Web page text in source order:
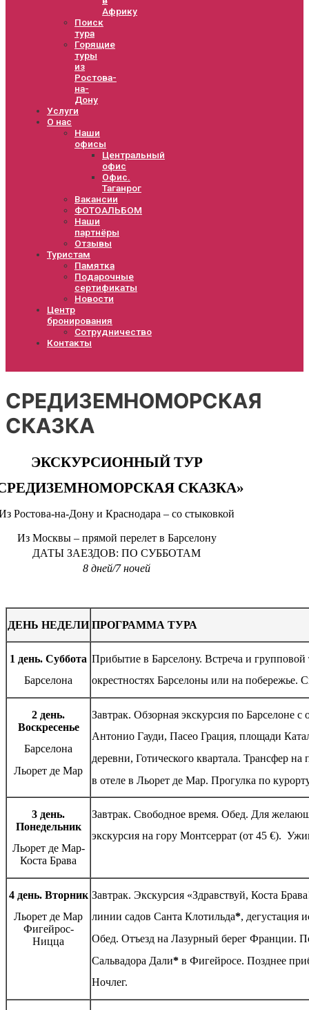
Африку
Поиск
тура
Горящие
туры
из
Ростова-
на-
Дону
Услуги
О нас
Наши
офисы
Центральный
офис
Офис.
Таганрог
Вакансии
ФОТОАЛЬБОМ
Наши
партнёры
Отзывы
Туристам
Памятка
Подарочные
сертификаты
Новости
Центр
бронирования
Сотрудничество
Контакты
СРЕДИЗЕМНОМОРСКАЯ
СКАЗКА
ЭКСКУРСИОННЫЙ ТУР
СКАЗКА»
Ростова-на-Дону и Краснодара – со стыковкой
Из Москвы – прямой перелет в Барселону
ДАТЫ ЗАЕЗДОВ: ПО СУББОТАМ
8 дней/7 ночей
ДЕНЬ НЕДЕЛИ ПРОГРАММА ТУРА
1 день. Суббота
Барселона
Прибытие в Барселону. Встреча и групповой
окрестностях Барселоны или на побережье.
2 день.
Воскресенье
Барселона
Льорет де Мар
Завтрак. Обзорная экскурсия по Барселоне
Антонио Гауди, Пасео Грация, площади
деревни, Готического квартала. Трансфер
в отеле в Льорет де Мар. Прогулка по
3 день.
Понедельник
Льорет де Мар-
Коста Брава
Завтрак. Свободное время. Обед. Для
экскурсия на гору Монтсеррат (от 45 €).
4 день. Вторник
Льорет де Мар
Фигейрос-
Ницца
Завтрак. Экскурсия «Здравствуй, Коста
линии садов Санта Клотильда*, дегустация
Обед. Отъезд на Лазурный берег Франции.
Сальвадора Дали* в Фигейросе. Позднее
Ночлег.